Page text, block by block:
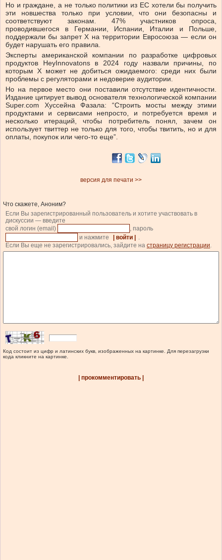
Но и граждане, а не только политики из ЕС хотели бы получить
эти новшества только при условии, что они безопасны и
соответствуют законам. 47% участников опроса,
проводившегося в Германии, Испании, Италии и Польше,
поддержали бы запрет Х на территории Евросоюза — если он
будет нарушать его правила.
Эксперты американской компании по разработке цифровых
продуктов HeyInnovatons в 2024 году назвали причины, по
которым Х может не добиться ожидаемого: среди них были
проблемы с регуляторами и недоверие аудитории.
Но на первое место они поставили отсутствие идентичности.
Издание цитирует вывод основателя технологической компании
Super.com Хуссейна Фазала: “Строить мосты между этими
продуктами и сервисами непросто, и потребуется время и
несколько итераций, чтобы потребитель понял, зачем он
использует твиттер не только для того, чтобы твитить, но и для
оплаты, покупок или чего-то еще”.
версия для печати >>
Что скажете, Аноним?
Если Вы зарегистрированный пользователь и хотите участвовать в
дискуссии — введите
свой логин (email)
, пароль
и нажмите
| войти |
.
Если Вы еще не зарегистрировались, зайдите на страницу регистрации.
Код состоит из цифр и латинских букв, изображенных на картинке. Для перезагрузки
кода кликните на картинке.
| прокомментировать |